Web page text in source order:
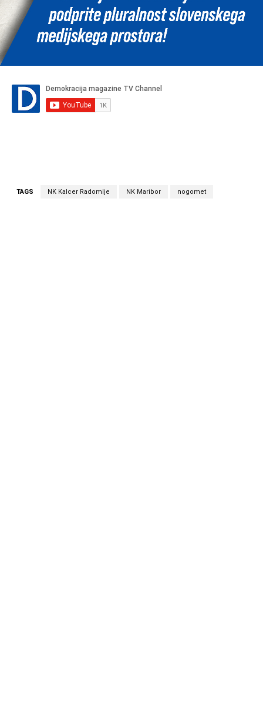
TAGS NK Kalcer Radomlje NK Maribor nogomet